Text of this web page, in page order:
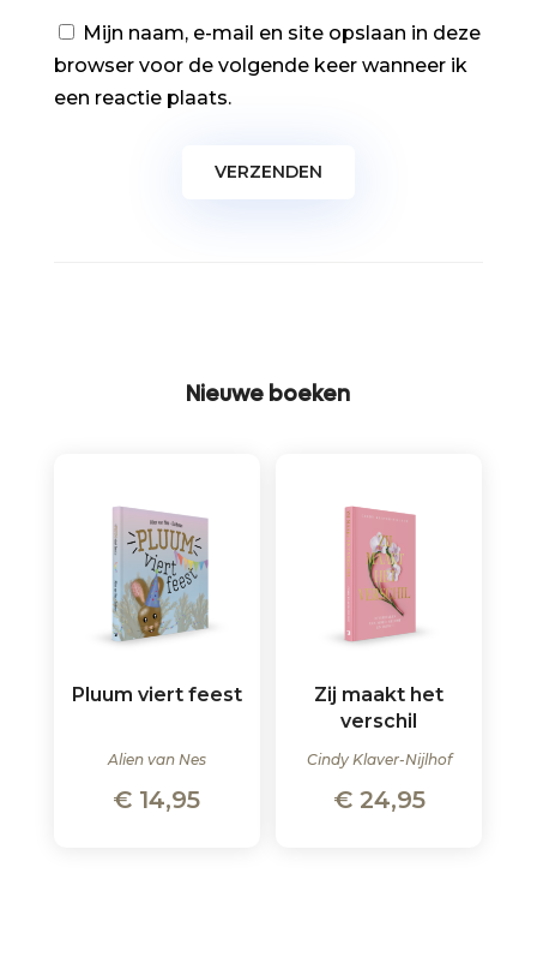
Mijn naam, e-mail en site opslaan in deze
browser voor de volgende keer wanneer ik
een reactie plaats.
Nieuwe boeken
Pluum viert feest
Alien van Nes
€ 14,95
Zij maakt het
verschil
Cindy Klaver-Nijlhof
€24,95